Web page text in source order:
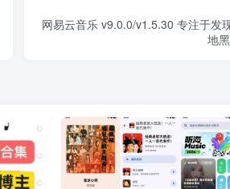
网易云音乐 v9.0.0/v1.5.30 专注于发
地